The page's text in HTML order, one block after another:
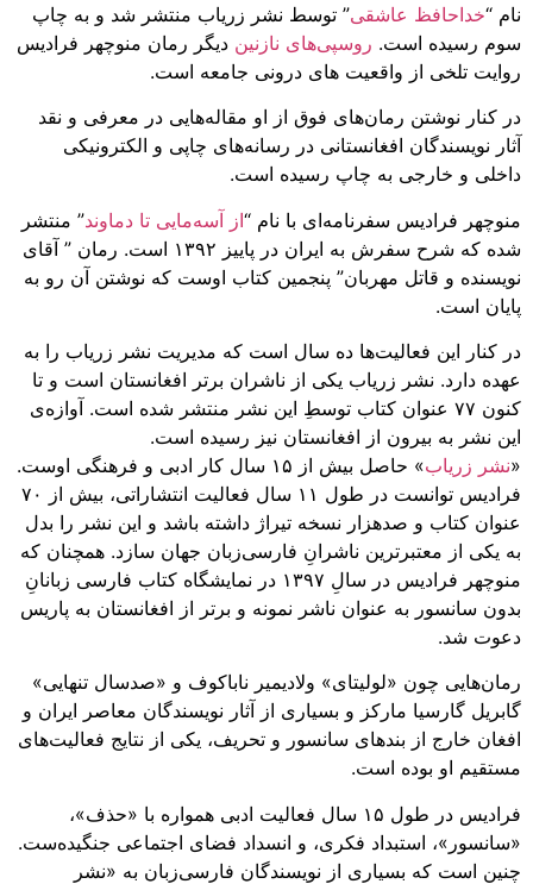
نام “خداحافظ عاشقی” توسط نشر زریاب منتشر شد و به چاپ
سوم رسیده است. روسپی‌های نازنین دیگر رمان منوچهر فرادیس
روایت تلخی از واقعیت های درونی جامعه است.
در کنار نوشتن رمان‌های فوق از او مقاله‌هایی در معرفی و نقد
آثار نویسندگان افغانستانی در رسانه‌های چاپی و الکترونیکی
داخلی و خارجی به چاپ رسیده است.
منوچهر فرادیس سفرنامه‌ای با نام “از آسه‌مایی تا دماوند” منتشر
شده که شرح سفرش به ایران در پاییز ۱۳۹۲ است.‌ رمان ” آقای
نویسنده و قاتل مهربان” پنجمین کتاب اوست که نوشتن آن رو به
پایان است.
در کنار این فعالیت‌ها ده سال است که مدیریت نشر زریاب را به
عهده دارد. نشر زریاب یکی از ناشران برتر افغانستان است و تا
کنون ۷۷ عنوان کتاب توسطِ این نشر منتشر شده است. آوازه‌ی
این نشر به بیرون از افغانستان نیز رسیده است.
«نشر زریاب
» حاصل بیش از ۱۵ سال کار ادبی و فرهنگی اوست.
فرادیس توانست در طول ۱۱ سال فعالیت انتشاراتی، بیش از ۷۰
عنوان کتاب و صدهزار نسخه تیراژ داشته باشد و این نشر را بدل
به یکی از معتبرترین ناشرانِ فارسی‌زبان جهان سازد. همچنان که
منوچهر فرادیس در سالِ ۱۳۹۷ در نمایشگاه کتاب فارسی زبانانِ
بدون سانسور به عنوان ناشر نمونه و برتر از افغانستان به پاریس
دعوت شد.
رمان‌هایی چون «لولیتای» ولادیمیر ناباکوف و «صدسال تنهایی»
گابریل گارسیا مارکز و بسیاری از آثار نویسندگان معاصر ایران و
افغان خارج از بندهای سانسور و تحریف، یکی از نتایج فعالیت‌های
مستقیم او بوده‌ است.
فرادیس در طول ۱۵ سال فعالیت ادبی همواره با «حذف»،
«سانسور»، استبداد فکری، و انسداد فضای اجتماعی جنگیده‌ست.
چنین است که بسیاری از نویسندگان فارسی‌زبان به «نشر